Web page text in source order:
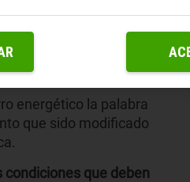
energético la palabra
que sido modificado
condiciones que deben